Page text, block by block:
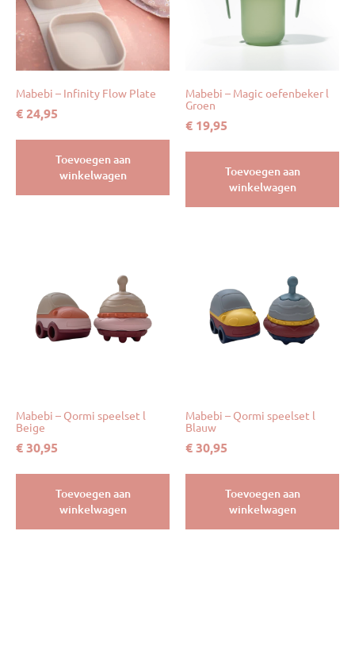
Mabebi – Infinity Flow Plate
€ 24,95
Toevoegen aan
winkelwagen
Mabebi – Magic oefenbeker l
Groen
€ 19,95
Toevoegen aan
winkelwagen
Mabebi – Qormi speelset l
Beige
€30,95
Toevoegen aan
winkelwagen
Mabebi – Qormi speelset l
Blauw
€30,95
Toevoegen aan
winkelwagen